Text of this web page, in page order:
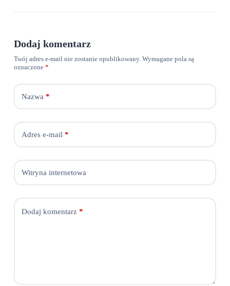
Dodaj komentarz
Twój adres e-mail nie zostanie opublikowany. Wymagane pola są
oznaczone *
Nazwa *
Adres e-mail *
Witryna internetowa
Dodaj komentarz*